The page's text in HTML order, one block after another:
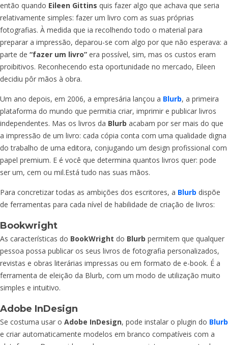
então quando Eileen Gittins quis fazer algo que achava que seria
relativamente simples: fazer um livro com as suas próprias
fotografias. À medida que ia recolhendo todo o material para
preparar a impressão, deparou-se com algo por que não esperava: a
parte de “fazer um livro” era possível, sim, mas os custos eram
proibitivos. Reconhecendo esta oportunidade no mercado, Eileen
decidiu pôr mãos à obra.
Um ano depois, em 2006, a empresária lançou a Blurb, a primeira
plataforma do mundo que permitia criar, imprimir e publicar livros
independentes. Mas os livros da Blurb acabam por ser mais do que
a impressão de um livro: cada cópia conta com uma qualidade digna
do trabalho de uma editora, conjugando um design profissional com
papel premium. E é você que determina quantos livros quer: pode
ser um, cem ou mil.Está tudo nas suas mãos.
Para concretizar todas as ambições dos escritores, a Blurb dispõe
de ferramentas para cada nível de habilidade de criação de livros:
Bookwright
As características do BookWright do Blurb permitem que qualquer
pessoa possa publicar os seus livros de fotografia personalizados,
revistas e obras literárias impressas ou em formato de e-book. É a
ferramenta de eleição da Blurb, com um modo de utilização muito
simples e intuitivo.
Adobe InDesign
Se costuma usar o Adobe InDesign, pode instalar o plugin do Blurb
e criar automaticamente modelos em branco compatíveis com a